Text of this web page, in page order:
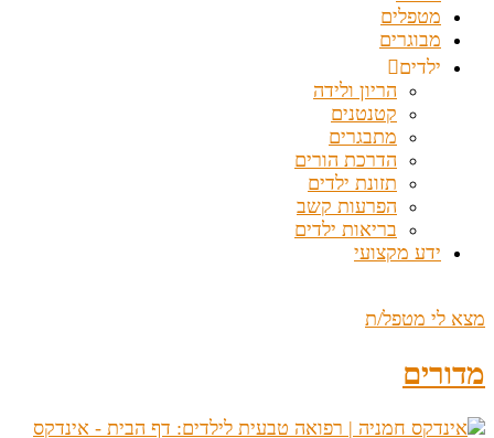
מטפלים
מבוגרים
ילדים
הריון ולידה
קטנטנים
מתבגרים
הדרכת הורים
תזונת ילדים
הפרעות קשב
בריאות ילדים
ידע מקצועי
מצא לי מטפל/ת
מדורים